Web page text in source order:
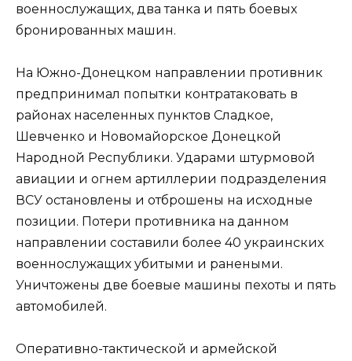
военнослужащих, два танка и пять боевых
бронированных машин.
На Южно-Донецком направлении противник
предпринимал попытки контратаковать в
районах населенных пунктов Сладкое,
Шевченко и Новомайорское Донецкой
Народной Республики. Ударами штурмовой
авиации и огнем артиллерии подразделения
ВСУ остановлены и отброшены на исходные
позиции. Потери противника на данном
направлении составили более 40 украинских
военнослужащих убитыми и ранеными.
Уничтожены две боевые машины пехоты и пять
автомобилей.
Оперативно-тактической и армейской